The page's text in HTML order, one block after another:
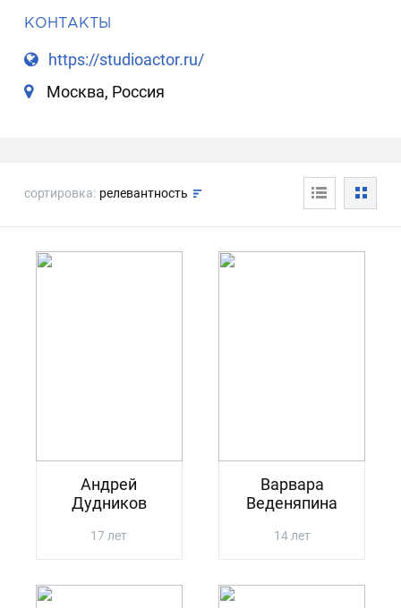
КОНТАКТЫ
https://studioactor.ru/
Москва, Россия
сортировка: релевантность
Андрей
Дудников
17 лет
Варвара
Веденяпина
14 лет